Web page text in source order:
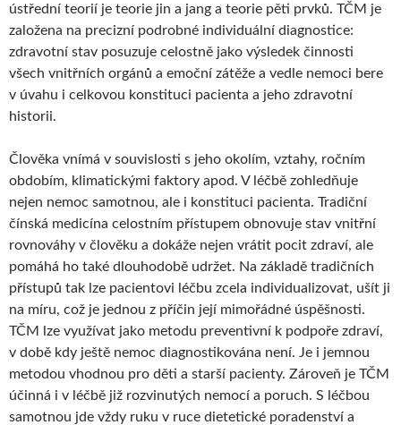
ústřední teorií je teorie jin a jang a teorie pěti prvků. TČM je
založena na precizní podrobné individuální diagnostice:
zdravotní stav posuzuje celostně jako výsledek činnosti
všech vnitřních orgánů a emoční zátěže a vedle nemoci bere
v úvahu i celkovou konstituci pacienta a jeho zdravotní
historii.
Člověka vnímá v souvislosti s jeho okolím, vztahy, ročním
obdobím, klimatickými faktory apod. V léčbě zohledňuje
nejen nemoc samotnou, ale i konstituci pacienta. Tradiční
čínská medicína celostním přístupem obnovuje stav vnitřní
rovnováhy v člověku a dokáže nejen vrátit pocit zdraví, ale
pomáhá ho také dlouhodobě udržet. Na základě tradičních
přístupů tak lze pacientovi léčbu zcela individualizovat, ušít ji
na míru, což je jednou z příčin její mimořádné úspěšnosti.
TČM lze využívat jako metodu preventivní k podpoře zdraví,
v době kdy ještě nemoc diagnostikována není. Je i jemnou
metodou vhodnou pro děti a starší pacienty. Zároveň je TČM
účinná i v léčbě již rozvinutých nemocí a poruch. S léčbou
samotnou jde vždy ruku v ruce dietetické poradenství a